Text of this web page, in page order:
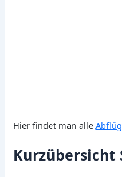
Hier findet man alle
Kurzübersicht